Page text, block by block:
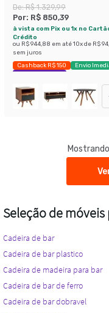
Amêndoa 120 cm
De:R$ 1.329,99
Por: R$ 850,39
à vista com Pix ou 1x no
Crédito
ou R$ 944,88 em até10x de R$
sem juros
Cashback R$ 150
Envio
Exclusivo Mobly